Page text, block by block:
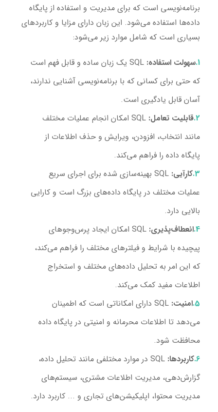
برنامه‌نویسی است که برای مدیریت و استفاده از پایگاه
داده‌ها استفاده می‌شود. این زبان دارای مزایا و کاربردهای
بسیاری است که شامل موارد زیر می‌شود:
سهولت استفاده:
SQL یک زبان ساده و قابل فهم است
که حتی برای کسانی که با برنامه‌نویسی آشنایی ندارند،
آسان قابل یادگیری است.
قابلیت تعامل:
SQL امکان انجام عملیات مختلف
مانند انتخاب، افزودن، ویرایش و حذف اطلاعات از
پایگاه داده را فراهم می‌کند.
کارآیی:
SQL بهینه‌سازی شده برای اجرای سریع
عملیات مختلف در پایگاه داده‌های بزرگ است و کارایی
بالایی دارد.
انعطاف‌پذیری:
SQL امکان ایجاد پرس‌و‌جوهای
پیچیده با شرایط و فیلترهای مختلف را فراهم می‌کند،
که این امر به تحلیل داده‌های مختلف و استخراج
اطلاعات مفید کمک می‌کند.
امنیت:
SQL دارای امکاناتی است که اطمینان
می‌دهد تا اطلاعات محرمانه و امنیتی در پایگاه داده
محافظت شود.
کاربردها:
SQL در موارد مختلفی مانند تحلیل داده،
گزارش‌دهی، مدیریت اطلاعات مشتری، سیستم‌های
مدیریت محتوا، اپلیکیشن‌های تجاری و ... کاربرد دارد.